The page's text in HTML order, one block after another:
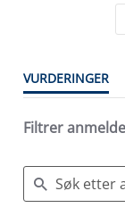
VURDERINGER
Filtrer